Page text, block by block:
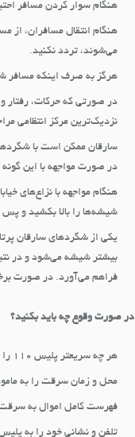
هنگام سوار کردن مسافر
هنگام انتقال مسافران، از
می‌شوند، تردد نکنید.
هرگز به صرف اینکه مسافر
در صورتی که حرکات، رفتار
نزدیک‌ترین مرکز انتظامی
سارقان ممکن است با
در صورت مواجهه با این گونه
هنگام مواجهه با نزاع‌های
شیشه‌ها را بالا بکشید و پس
یکی از شگردهای سارقان
بیشتر شیشه می‌شود و در
فراهم می‌آورد. در صورت
در صورت وقوع چه باید بکنید؟
هر چه سریعتر پلیس ۱۱۰ را در جریان سرقت قرار دهید.
محل و زمان سرقت را به
فهرست کامل اموال به
تلفن و نشانی خود را به